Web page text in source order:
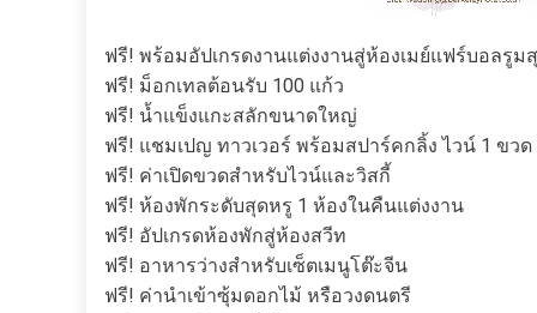
ฟรี! พร้อมอัปเกรดงานแต่งงานสู่ห้องเมย์แฟร์บอลรูม
ฟรี! ม็อกเทลต้อนรับ 100 แก้ว
ฟรี! น้ำแข็งแกะสลักขนาดใหญ่
ฟรี! แชมเปญ ทาวเวอร์ พร้อมสปาร์คกลิ้ง ไวน์ 1 ขวด
ฟรี! ค่าเปิดขวดสำหรับไวน์และวิสกี้
ฟรี! ห้องพักระดับสุดหรู 1 ห้องในคืนแต่งงาน
ฟรี! อัปเกรดห้องพักสู่ห้องสวีท
ฟรี! อาหารว่างสำหรับเซ็ตเมนูโต๊ะจีน
ฟรี! ค่านำเข้าซุ้มดอกไม้ หรือวงดนตรี